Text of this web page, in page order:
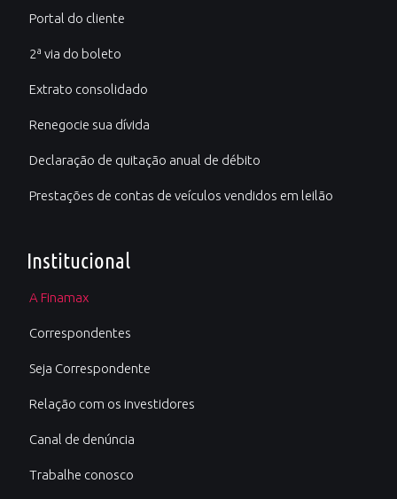
Portal do cliente
2ª via do boleto
Extrato consolidado
Renegocie sua dívida
Declaração de quitação anual de débito
Prestações de contas de veículos vendidos em leilão
Institucional
A Finamax
Correspondentes
Seja Correspondente
Relação com os investidores
Canal de denúncia
Trabalhe conosco